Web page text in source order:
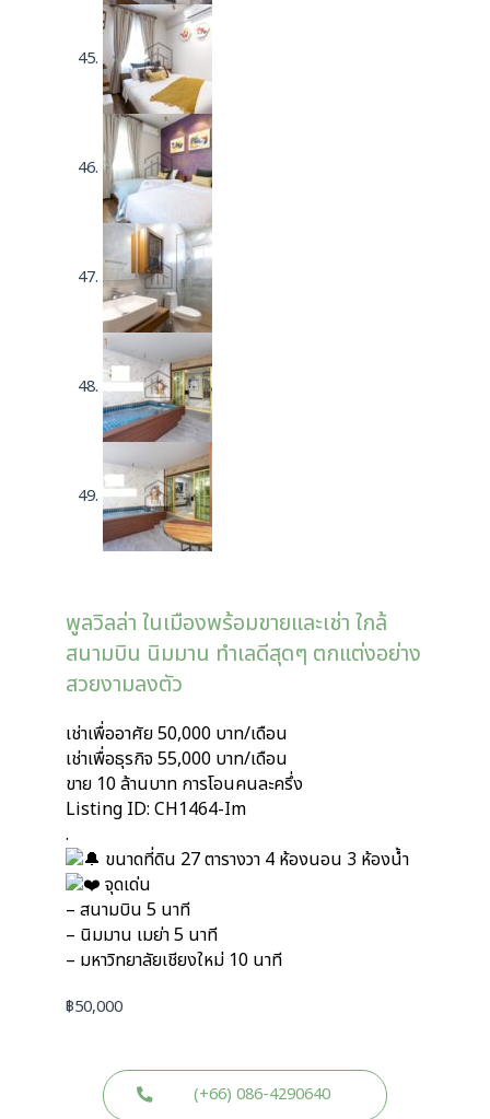
พูลวิลล่า ในเมืองพร้อมขายและเช่า ใกล้
สนามบิน นิมมาน ทำเลดีสุดๆ ตกแต่งอย่าง
สวยงามลงตัว
เช่าเพื่ออาศัย 50,000 บาท/เดือน
เช่าเพื่อธุรกิจ 55,000 บาท/เดือน
ขาย 10 ล้านบาท การโอนคนละครึ่ง
Listing ID: CH1464-Im
.
ขนาดที่ดิน 27 ตารางวา 4 ห้องนอน 3 ห้องน้ำ
จุดเด่น
– สนามบิน 5 นาที
– นิมมาน เมย่า 5 นาที
– มหาวิทยาลัยเชียงใหม่ 10 นาที
฿50,000
(+66) 086-4290640